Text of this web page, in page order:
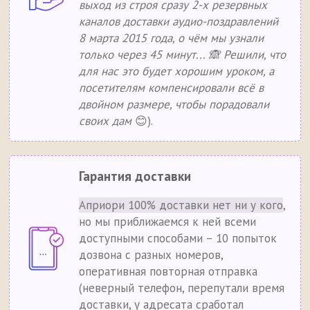
выход из строя сразу 2-х резервных
каналов доставки аудио-поздравлений
8 марта 2015 года, о чём мы узнали
только через 45 минут... 🙈 Решили, что
для нас это будет хорошим уроком, а
посетителям компенсировали всё в
двойном размере, чтобы порадовали
своих дам😊).
Гарантия доставки
Априори 100% доставки нет ни у кого,
но мы приближаемся к ней всеми
доступными способами – 10 попыток
дозвона с разных номеров,
оперативная повторная отправка
(неверный телефон, перепутали время
доставки, у адресата сработал